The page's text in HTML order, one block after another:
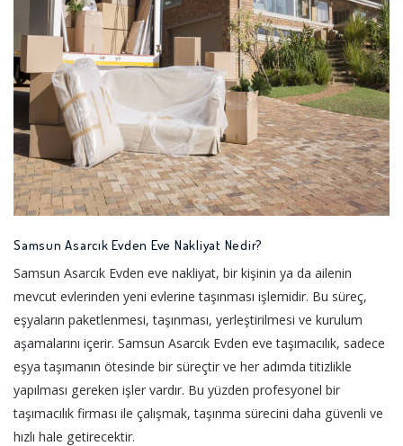
Samsun Asarcık Evden Eve Nakliyat Nedir?
Samsun Asarcık Evden eve nakliyat, bir kişinin ya da ailenin
mevcut evlerinden yeni evlerine taşınması işlemidir. Bu süreç,
eşyaların paketlenmesi, taşınması, yerleştirilmesi ve kurulum
aşamalarını içerir. Samsun Asarcık Evden eve taşımacılık, sadece
eşya taşımanın ötesinde bir süreçtir ve her adımda titizlikle
yapılması gereken işler vardır. Bu yüzden profesyonel bir
taşımacılık firması ile çalışmak, taşınma sürecini daha güvenli ve
hızlı hale getirecektir.